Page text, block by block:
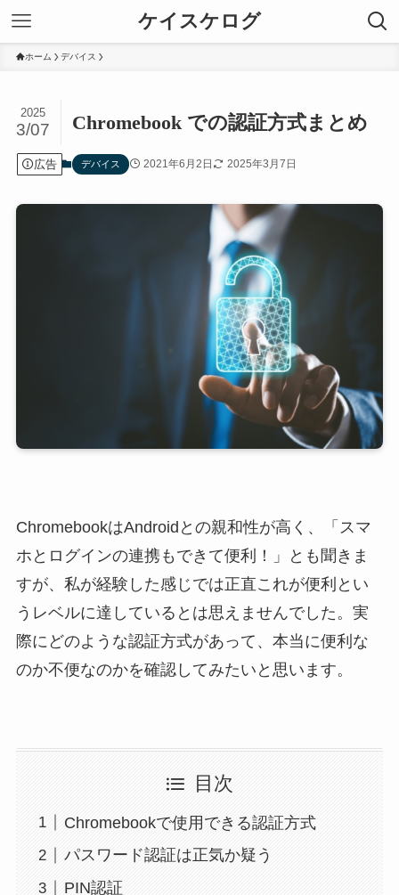
ケイスケログ
ホーム デバイス
Chromebook での認証方式まとめ
2025
3/07
広告 デバイス 2021年6月2日 2025年3月7日
ChromebookはAndroidとの親和性が高く、「スマ
ホとログインの連携もできて便利！」とも聞きま
すが、私が経験した感じでは正直これが便利とい
うレベルに達しているとは思えませんでした。実
際にどのような認証方式があって、本当に便利な
のか不便なのかを確認してみたいと思います。
目次
Chromebookで使用できる認証方式
パスワード認証は正気か疑う
PIN認証